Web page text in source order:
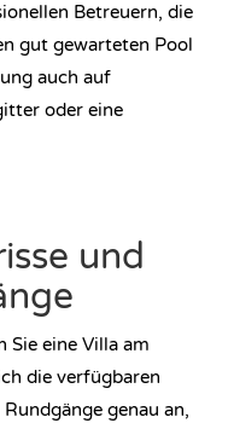
Betreuern, die
gut gewarteten Pool
auch auf
oder eine
und
Sie eine Villa am
die verfügbaren
genau an,